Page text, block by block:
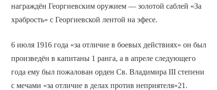
награждён Георгиевским оружием — золотой саблей «За
храбрость» с Георгиевской лентой на эфесе.
6 июля 1916 года «за отличие в боевых действиях» он был
произведён в капитаны 1 ранга, а в апреле следующего
года ему был пожалован орден Св. Владимира III степени
с мечами «за отличие в делах против неприятеля»21.